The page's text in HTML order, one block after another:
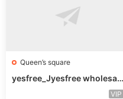
Queen’s square
yesfree_Jyesfree wholesal
VIP